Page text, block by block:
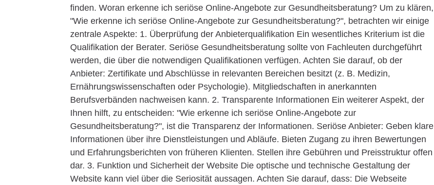
finden. Woran erkenne ich seriöse Online-Angebote zur Gesundheitsberatung? Um zu klären,
"Wie erkenne ich seriöse Online-Angebote zur Gesundheitsberatung?", betrachten wir einige
zentrale Aspekte: 1. Überprüfung der Anbieterqualifikation Ein wesentliches Kriterium ist die
Qualifikation der Berater. Seriöse Gesundheitsberatung sollte von Fachleuten durchgeführt
werden, die über die notwendigen Qualifikationen verfügen. Achten Sie darauf, ob der
Anbieter: Zertifikate und Abschlüsse in relevanten Bereichen besitzt (z. B. Medizin,
Ernährungswissenschaften oder Psychologie). Mitgliedschaften in anerkannten
Berufsverbänden nachweisen kann. 2. Transparente Informationen Ein weiterer Aspekt, der
Ihnen hilft, zu entscheiden: "Wie erkenne ich seriöse Online-Angebote zur
Gesundheitsberatung?", ist die Transparenz der Informationen. Seriöse Anbieter: Geben klare
Informationen über ihre Dienstleistungen und Abläufe. Bieten Zugang zu ihren Bewertungen
und Erfahrungsberichten von früheren Klienten. Stellen ihre Gebühren und Preisstruktur offen
dar. 3. Funktion und Sicherheit der Website Die optische und technische Gestaltung der
Website kann viel über die Seriosität aussagen. Achten Sie darauf, dass: Die Webseite